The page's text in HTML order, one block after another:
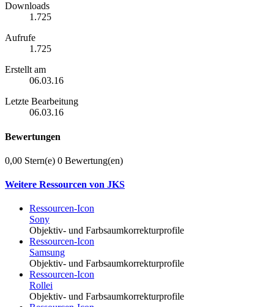
Downloads
1.725
Aufrufe
1.725
Erstellt am
06.03.16
Letzte Bearbeitung
06.03.16
Bewertungen
0,00 Stern(e) 0 Bewertung(en)
Weitere Ressourcen von JKS
Ressourcen-Icon
Sony
Objektiv- und Farbsaumkorrekturprofile
Ressourcen-Icon
Samsung
Objektiv- und Farbsaumkorrekturprofile
Ressourcen-Icon
Rollei
Objektiv- und Farbsaumkorrekturprofile